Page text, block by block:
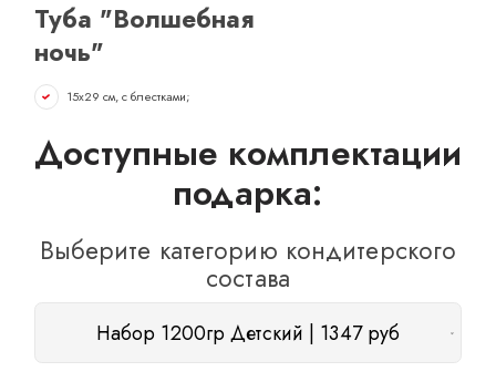
Туба "Волшебная
ночь"
15х29 см, с блестками;
Доступные комплектации
подарка:
Выберите категорию кондитерского
состава
Набор 1200гр Детский | 1347 руб